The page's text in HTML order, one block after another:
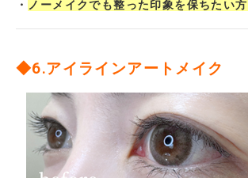
・ ノーメイクでも整った印象を保ちたい方
◆6.アイラインアートメイク